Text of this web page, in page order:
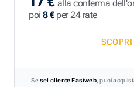
alla conferma
poi 8 €per 24 rate
Sesei cliente Fastweb, puoi